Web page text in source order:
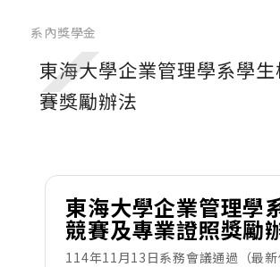
教室與設備借用
教室借用
產學合作
創櫃板推薦
系內獎學金
東海大學企業管理學系學
賽獎勵辦法
東海大學企業管理學
競賽及專業證照獎勵
114年11月13日系務會議通過（最新